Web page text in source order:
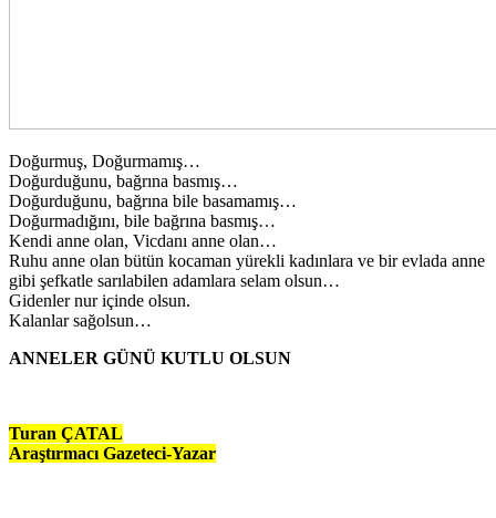
Doğurmuş, Doğurmamış…
Doğurduğunu, bağrına basmış…
Doğurduğunu, bağrına bile basamamış…
Doğurmadığını, bile bağrına basmış…
Kendi anne olan, Vicdanı anne olan…
Ruhu anne olan bütün kocaman yürekli kadınlara ve bir evlada anne
gibi şefkatle sarılabilen adamlara selam olsun…
Gidenler nur içinde olsun.
Kalanlar sağolsun…
ANNELER GÜNÜ KUTLU OLSUN
Turan ÇATAL
Araştırmacı Gazeteci-Yazar